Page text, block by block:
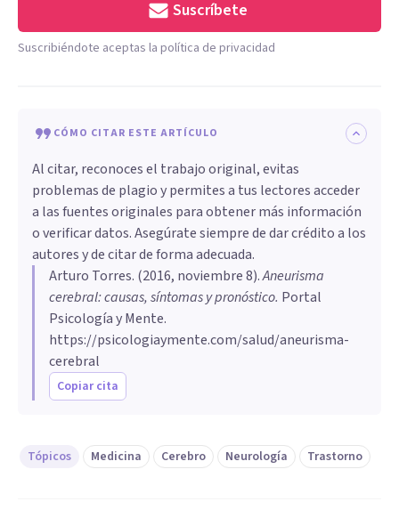
Suscríbete
Suscribiéndote aceptas la política de privacidad
CÓMO CITAR ESTE ARTÍCULO
Al citar, reconoces el trabajo original, evitas
problemas de plagio y permites a tus lectores acceder
a las fuentes originales para obtener más información
o verificar datos. Asegúrate siempre de dar crédito a los
autores y de citar de forma adecuada.
Arturo Torres. (2016, noviembre 8).​Aneurisma
cerebral: causas, síntomas y pronóstico. Portal
Psicología y Mente.
https://psicologiaymente.com/salud/aneurisma-
cerebral
Copiar cita
Tópicos Medicina Cerebro Neurología Trastorno